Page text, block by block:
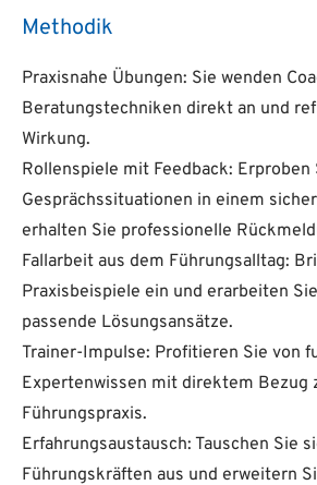
Methodik
Praxisnahe Übungen: Sie wenden
Beratungstechniken direkt an und
Wirkung.
Rollenspiele mit Feedback: Erproben
Gesprächssituationen in einem
erhalten Sie professionelle
Fallarbeit aus dem Führungsalltag:
Praxisbeispiele ein und erarbeiten
passende Lösungsansätze.
Trainer-Impulse: Profitieren Sie von
Expertenwissen mit direktem Bezug
Führungspraxis.
Erfahrungsaustausch: Tauschen Sie
Führungskräften aus und erweitern